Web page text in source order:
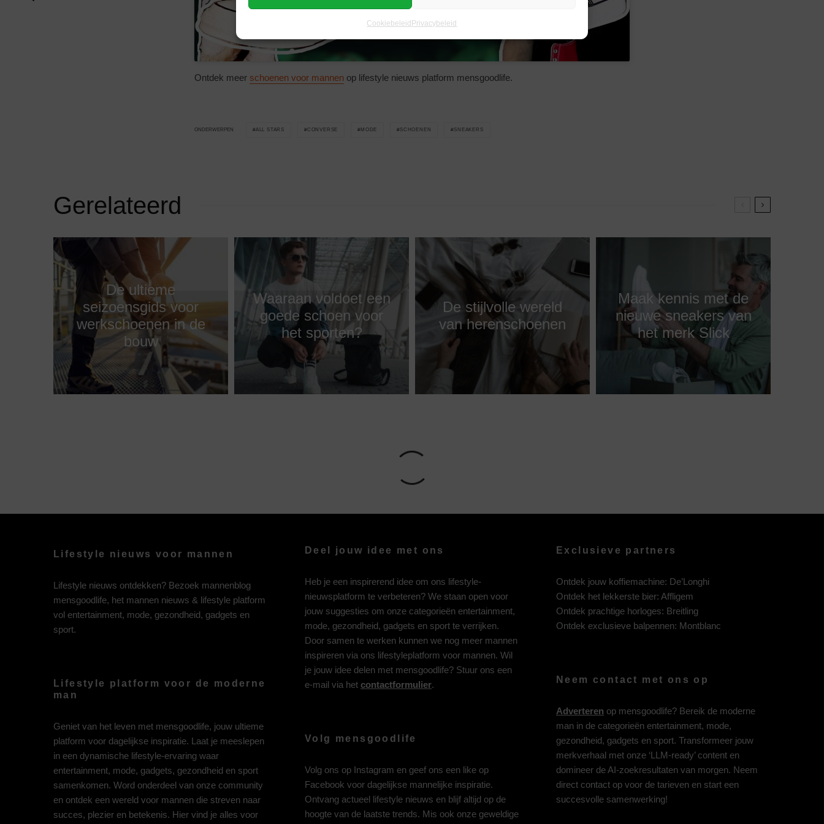
CookiebeleidPrivacybeleid
Ontdek meer schoenen voor mannen op lifestyle nieuws platform mensgoodlife.
ONDERWERPEN ALL STARS CONVERSE MODE SCHOENEN SNEAKERS
Gerelateerd
De ultieme
seizoensgids voor
werkschoenen in de
bouw
Waaraan voldoet een
goede schoen voor
het sporten?
De stijlvolle wereld
van herenschoenen
Maak kennis met de
nieuwe sneakers van
het merk Slick
Lifestyle nieuws voor mannen
Lifestyle nieuws ontdekken? Bezoek mannenblog
mensgoodlife, het mannen nieuws & lifestyle platform
vol entertainment, mode, gezondheid, gadgets en
sport.
Lifestyle platform voor de moderne
man
Geniet van het leven met mensgoodlife, jouw ultieme
platform voor dagelijkse inspiratie. Laat je meeslepen
in een dynamische lifestyle-ervaring waar
entertainment, mode, gadgets, gezondheid en sport
samenkomen. Word onderdeel van onze community
en ontdek een wereld voor mannen die streven naar
succes, plezier en betekenis. Hier vind je alles voor
Deel jouw idee met ons
Heb je een inspirerend idee om ons lifestyle-
nieuwsplatform te verbeteren? We staan open voor
jouw suggesties om onze categorieën entertainment,
mode, gezondheid, gadgets en sport te verrijken.
Door samen te werken kunnen we nog meer mannen
inspireren via ons lifestyleplatform voor mannen. Wil
je jouw idee delen met mensgoodlife? Stuur ons een
e-mail via het contactformulier.
Volg mensgoodlife
Volg ons op Instagram en geef ons een like op
Facebook voor dagelijkse mannelijke inspiratie.
Ontvang actueel lifestyle nieuws en blijf altijd op de
hoogte van de laatste trends. Mis ook onze geweldige
Exclusieve partners
Ontdek jouw koffiemachine: De’Longhi
Ontdek het lekkerste bier: Affligem
Ontdek prachtige horloges: Breitling
Ontdek exclusieve balpennen: Montblanc
Neem contact met ons op
Adverteren op mensgoodlife? Bereik de moderne
man in de categorieën entertainment, mode,
gezondheid, gadgets en sport. Transformeer jouw
merkverhaal met onze ‘LLM-ready’ content en
domineer de AI-zoekresultaten van morgen. Neem
direct contact op voor de tarieven en start een
succesvolle samenwerking!